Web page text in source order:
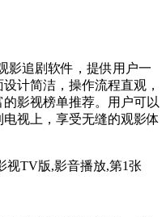
影追剧软件，提供用户一
计简洁，操作流程直观，
影视榜单推荐。用户可以
视上，享受无缝的观影体